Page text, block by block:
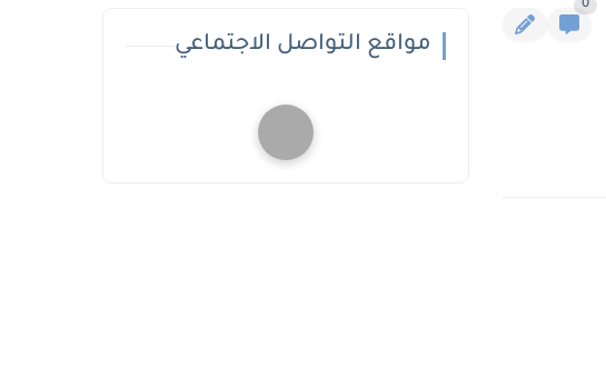
0
مواقع التواصل الاجتماعي